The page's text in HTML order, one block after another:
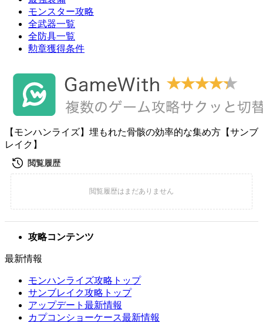
モンスター攻略
全武器一覧
全防具一覧
勲章獲得条件
【モンハンライズ】埋もれた骨骸の効率的な集め方【サンブ
レイク】
攻略コンテンツ
最新情報
モンハンライズ攻略トップ
サンブレイク攻略トップ
アップデート最新情報
カプコンショーケース最新情報